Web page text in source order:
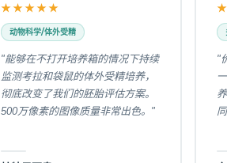
★★★★★
动物科学/体外受精
"能够在不打开培养箱的情况下持续
监测考拉和袋鼠的体外受精培养，
彻底改变了我们的胚胎评估方案。
500万像素的图像质量非常出色。"
"